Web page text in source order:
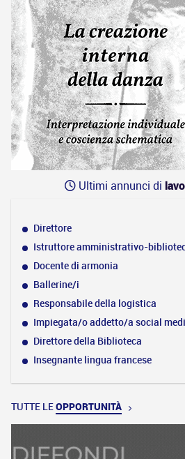
Ultimi annunci di
Direttore
Istruttore amministrativo-
Docente di armonia
Ballerine/i
Responsabile della logistica
Impiegata/o addetto/a social
Direttore della Biblioteca
Insegnante lingua francese
TUTTE LEOPPORTUNITÀ